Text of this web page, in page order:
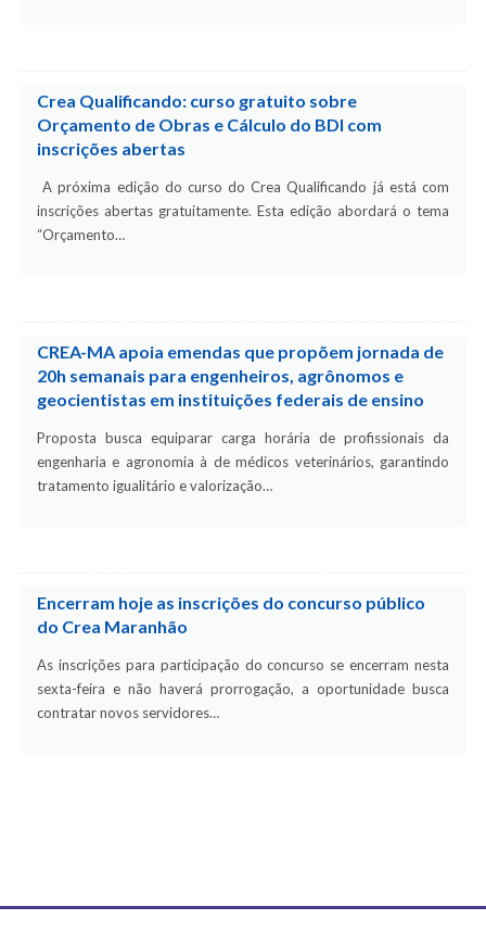
Crea Qualificando: curso gratuito sobre
Orçamento de Obras e Cálculo do BDI com
inscrições abertas
A próxima edição do curso do Crea Qualificando já está com
inscrições abertas gratuitamente. Esta edição abordará o tema
“Orçamento…
CREA-MA apoia emendas que propõem jornada de
20h semanais para engenheiros, agrônomos e
geocientistas em instituições federais de ensino
Proposta busca equiparar carga horária de profissionais da
engenharia e agronomia à de médicos veterinários, garantindo
tratamento igualitário e valorização…
Encerram hoje as inscrições do concurso público
do Crea Maranhão
As inscrições para participação do concurso se encerram nesta
sexta-feira e não haverá prorrogação, a oportunidade busca
contratar novos servidores…